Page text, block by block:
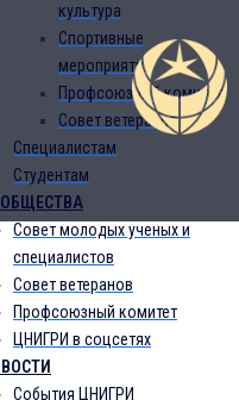
культура
Спортивные
мероприятия
Профсоюзный комитет
Совет ветеранов
Специалистам
Студентам
Совет молодых ученых и
специалистов
Совет ветеранов
Профсоюзный комитет
ЦНИГРИ в соцсетях
События ЦНИГРИ